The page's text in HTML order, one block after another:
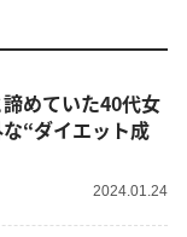
諦めていた40代女
“ダイエット成
2024.01.24